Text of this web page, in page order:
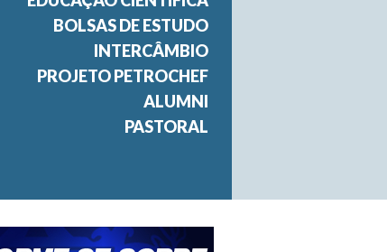
BOLSAS DE ESTUDO
INTERCÂMBIO
PROJETO PETROCHEF
ALUMNI
PASTORAL